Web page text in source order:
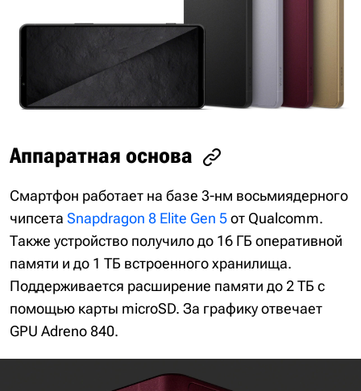
Аппаратная основа
Смартфон работает на базе 3-нм восьмиядерного
чипсета Snapdragon 8 Elite Gen 5от Qualcomm.
Также устройство получило до 16 ГБ оперативной
памяти и до 1 ТБ встроенного хранилища.
Поддерживается расширение памяти до 2 ТБ с
помощью карты microSD. За графику отвечает
GPU Adreno 840.